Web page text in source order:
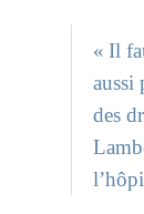
« Il
aussi
des